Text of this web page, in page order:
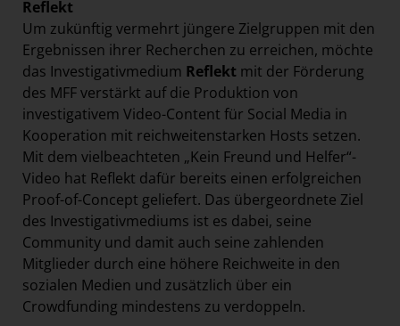
Reflekt
Um zukünftig vermehrt jüngere Zielgruppen mit den
Ergebnissen ihrer Recherchen zu erreichen, möchte
das Investigativmedium Reflekt mit der Förderung
des MFF verstärkt auf die Produktion von
investigativem Video-Content für Social Media in
Kooperation mit reichweitenstarken Hosts setzen.
Mit dem vielbeachteten „Kein Freund und Helfer“-
Video hat Reflekt dafür bereits einen erfolgreichen
Proof-of-Concept geliefert. Das übergeordnete Ziel
des Investigativmediums ist es dabei, seine
Community und damit auch seine zahlenden
Mitglieder durch eine höhere Reichweite in den
sozialen Medien und zusätzlich über ein
Crowdfunding mindestens zu verdoppeln.